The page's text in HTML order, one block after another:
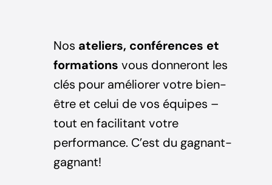
Nos ateliers, conférences et
formationsvous donneront les
clés pour améliorer votre bien-
être et celui de vos équipes –
tout en facilitant votre
performance. C’est du gagnant-
gagnant!